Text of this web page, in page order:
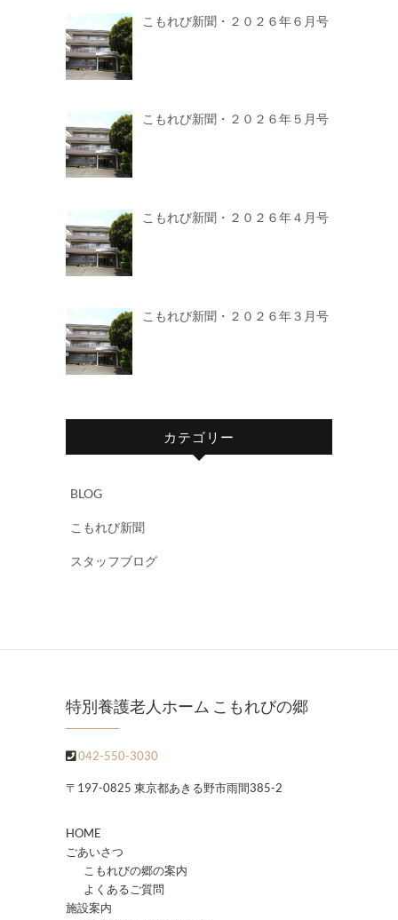
こもれび新聞・２０２６年６月号
こもれび新聞・２０２６年５月号
こもれび新聞・２０２６年４月号
こもれび新聞・２０２６年３月号
カテゴリー
BLOG
こもれび新聞
スタッフブログ
特別養護老人ホーム こもれびの郷
042-550-3030
〒197-0825 東京都あきる野市雨間385-2
HOME
ごあいさつ
こもれびの郷の案内
よくあるご質問
施設案内